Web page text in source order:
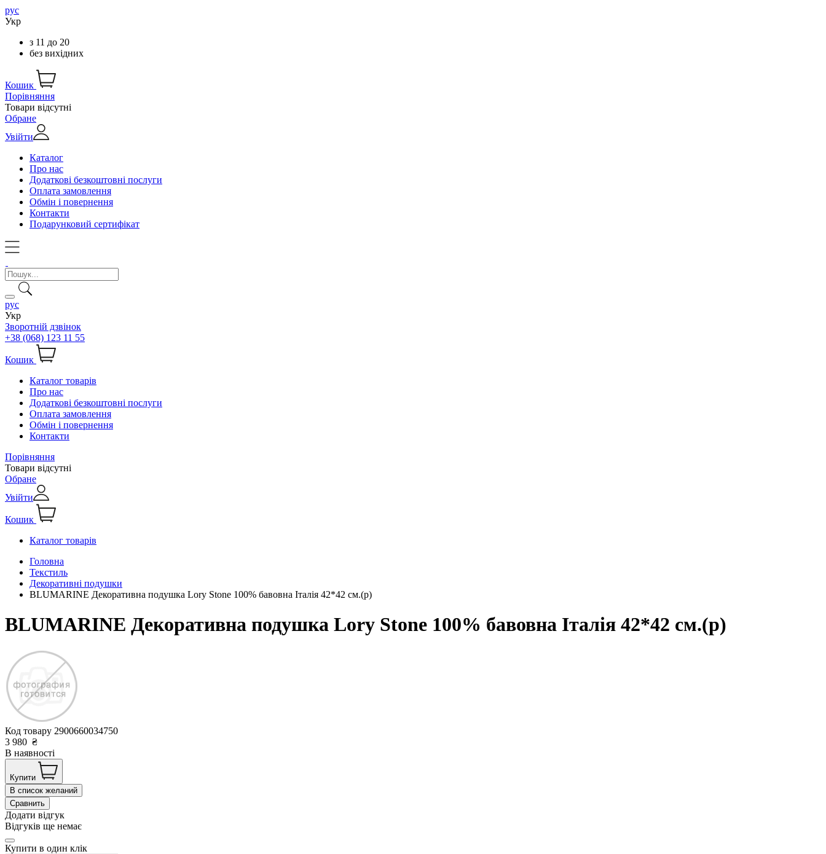
рус
Укр
з 11 до 20
без вихідних
Кошик
Порівняння
Товари відсутні
Обране
Увійти
Каталог
Про нас
Додаткові безкоштовні послуги
Оплата замовлення
Обмін і повернення
Контакти
Подарунковий сертифікат
рус
Укр
Зворотній дзвінок
+38 (068) 123 11 55
Кошик
Каталог товарів
Про нас
Додаткові безкоштовні послуги
Оплата замовлення
Обмін і повернення
Контакти
Порівняння
Товари відсутні
Обране
Увійти
Кошик
Каталог товарів
Головна
Текстиль
Декоративні подушки
BLUMARINE Декоративна подушка Lory Stone 100% бавовна Італія 42*42 см.(р)
BLUMARINE Декоративна подушка Lory Stone 100% бавовна Італія 42*42 см.(р)
Код товару 2900660034750
3 980 ₴
В наявності
Купити
В список желаний
Сравнить
Додати відгук
Відгуків ще немає
Купити в один клік